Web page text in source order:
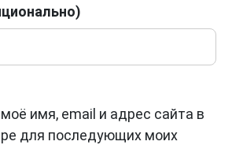
имя, email и адрес сайта в
для последующих моих